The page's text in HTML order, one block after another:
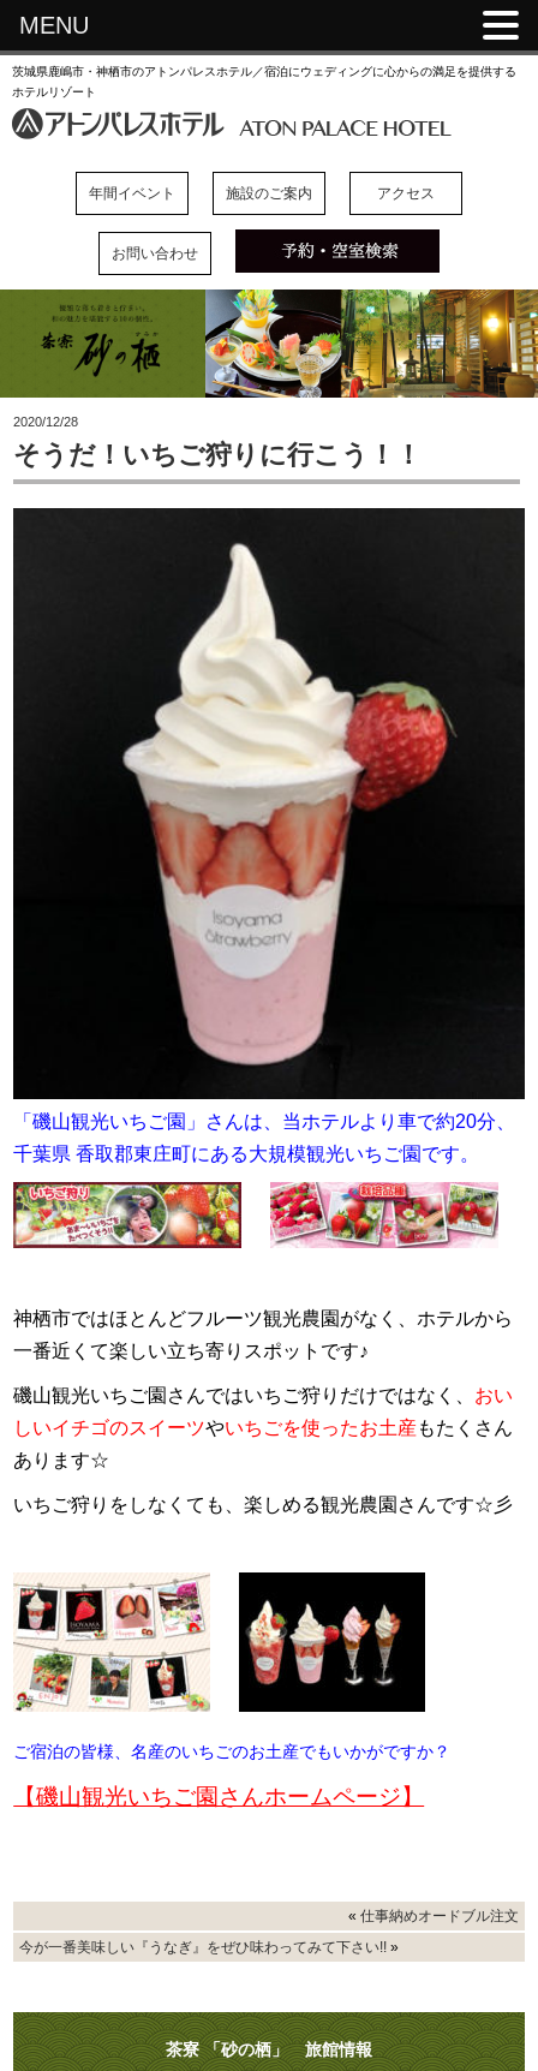
茨城県鹿嶋市・神栖市のアトンパレスホテル／宿泊にウェディングに心からの満足を提供する
ホテルリゾート
年間イベント 施設のご案内 アクセス
お問い合わせ
2020/12/28
そうだ！いちご狩りに行こう！！
「磯山観光いちご園」さんは、当ホテルより車で約20分、
千葉県 香取郡東庄町にある大規模観光いちご園です。
神栖市ではほとんどフルーツ観光農園がなく、ホテルから
一番近くて楽しい立ち寄りスポットです♪
磯山観光いちご園さんではいちご狩りだけではなく、 おい
しいイチゴのスイーツやいちごを使ったお土産もたくさん
あります☆
いちご狩りをしなくても、楽しめる観光農園さんです☆彡
ご宿泊の皆様、名産のいちごのお土産でもいかがですか？
【磯山観光いちご園さんホームページ】
« 仕事納めオードブル注文
今が一番美味しい『うなぎ』をぜひ味わってみて下さい!! »
茶寮 「砂の栖」 旅館情報
MENU